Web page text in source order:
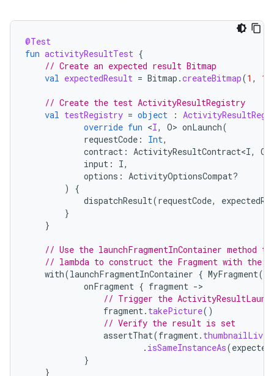
@Test
fun activityResultTest {
// Create an expected result Bitmap
val expectedResult = Bitmap .createBitmap(1 , 1
// Create the test ActivityResultRegistry
val testRegistry = object :
override fun <I, O> onLaunch(
requestCode : Int,
contract : ActivityResultContract<I, O
input : I,
options : ActivityOptionsCompat?
)
{
dispatchResult(requestCode,
}
}
// Use the launchFragmentInContainer method
// lambda to construct the Fragment with the
with(launchFragmentInContainer { MyFragment(
onFragment { fragment -
// Trigger the
fragment. takePicture()
// Verify the result is set
assertThat(fragment.
. isSameInstanceAs(
}
}